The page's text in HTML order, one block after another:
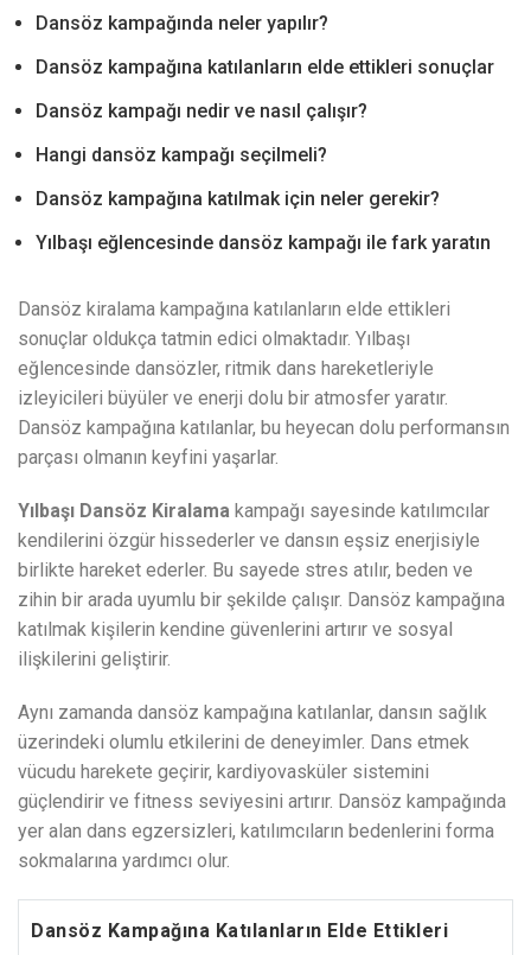
Dansöz kampağında neler yapılır?
Dansöz kampağına katılanların elde ettikleri sonuçlar
Dansöz kampağı nedir ve nasıl çalışır?
Hangi dansöz kampağı seçilmeli?
Dansöz kampağına katılmak için neler gerekir?
Yılbaşı eğlencesinde dansöz kampağı ile fark yaratın
Dansöz kiralama kampağına katılanların elde ettikleri
sonuçlar oldukça tatmin edici olmaktadır. Yılbaşı
eğlencesinde dansözler, ritmik dans hareketleriyle
izleyicileri büyüler ve enerji dolu bir atmosfer yaratır.
Dansöz kampağına katılanlar, bu heyecan dolu performansın
parçası olmanın keyfini yaşarlar.
Yılbaşı Dansöz Kiralama kampağı sayesinde katılımcılar
kendilerini özgür hissederler ve dansın eşsiz enerjisiyle
birlikte hareket ederler. Bu sayede stres atılır, beden ve
zihin bir arada uyumlu bir şekilde çalışır. Dansöz kampağına
katılmak kişilerin kendine güvenlerini artırır ve sosyal
ilişkilerini geliştirir.
Aynı zamanda dansöz kampağına katılanlar, dansın sağlık
üzerindeki olumlu etkilerini de deneyimler. Dans etmek
vücudu harekete geçirir, kardiyovasküler sistemini
güçlendirir ve fitness seviyesini artırır. Dansöz kampağında
yer alan dans egzersizleri, katılımcıların bedenlerini forma
sokmalarına yardımcı olur.
Dansöz Kampağına Katılanların Elde Ettikleri